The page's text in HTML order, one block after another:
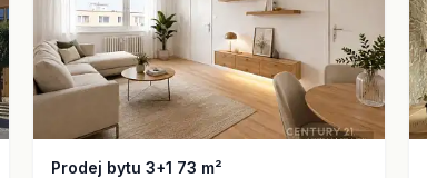
Prodej bytu 3+1 73 m²